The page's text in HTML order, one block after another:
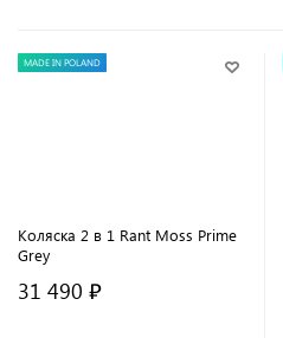
MADE IN POLAND
Коляска 2 в 1 Rant Moss Prime
Grey
31 490 ₽